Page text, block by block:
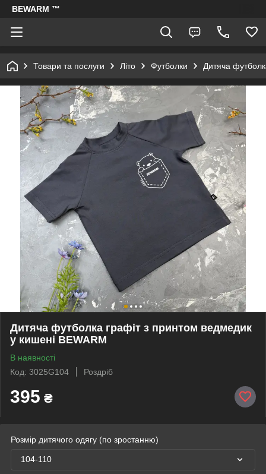
BEWARM ™
Товари та послуги Літо Футболки Дитяча
Дитяча футболка графіт з принтом ведмедик
у кишені BEWARM
В наявності
Код: 3025G104
Роздріб
395 ₴
Розмір дитячого одягу (по зростанню)
104-110